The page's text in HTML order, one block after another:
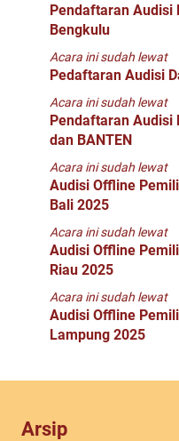
Pendaftaran Audisi
Bengkulu
Acara ini sudah lewat
Pedaftaran Audisi
Acara ini sudah lewat
Pendaftaran Audisi
dan BANTEN
Acara ini sudah lewat
Audisi Offline
Bali 2025
Acara ini sudah lewat
Audisi Offline
Riau 2025
Acara ini sudah lewat
Audisi Offline
Lampung 2025
Arsip